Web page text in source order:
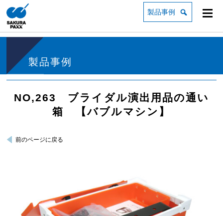
製品事例
製品事例
NO,263 ブライダル演出用品の通い
箱 【バブルマシン】
前のページに戻る